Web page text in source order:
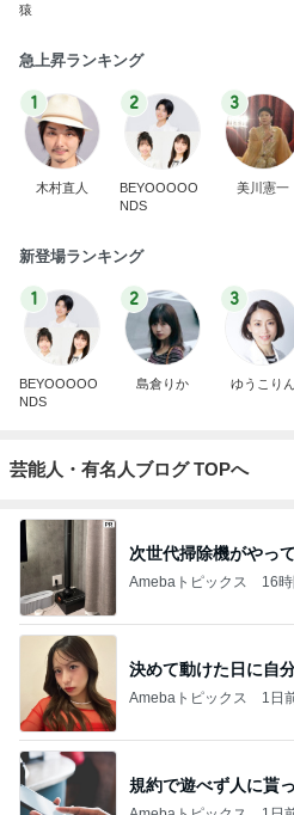
猿
急上昇ランキング
1
木村直人
2
BEYOOOOO
NDS
3
美川憲一
新登場ランキング
1
BEYOOOOO
NDS
2
島倉りか
3
ゆうこりん
芸能人・有名人ブログ TOPへ
次世代掃除機がやっ
Amebaトピックス 16
決めて動けた日に自
Amebaトピックス 1日
規約で遊べず人に貰